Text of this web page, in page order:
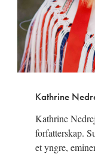
Kathrine
Kathrine
forfatterskap.
et yngre,